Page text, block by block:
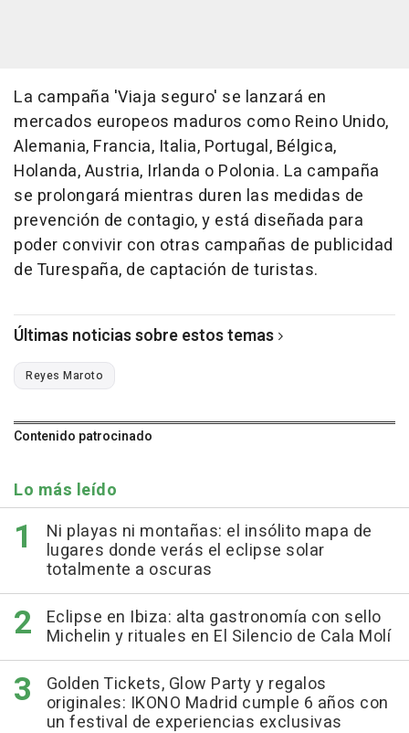
La campaña 'Viaja seguro' se lanzará en
mercados europeos maduros como Reino Unido,
Alemania, Francia, Italia, Portugal, Bélgica,
Holanda, Austria, Irlanda o Polonia. La campaña
se prolongará mientras duren las medidas de
prevención de contagio, y está diseñada para
poder convivir con otras campañas de publicidad
de Turespaña, de captación de turistas.
Últimas noticias sobre estos temas
Reyes Maroto
Contenido patrocinado
Lo más leído
Ni playas ni montañas: el insólito mapa de
lugares donde verás el eclipse solar
totalmente a oscuras
Eclipse en Ibiza: alta gastronomía con sello
Michelin y rituales en El Silencio de Cala Molí
Golden Tickets, Glow Party y regalos
originales: IKONO Madrid cumple 6 años con
un festival de experiencias exclusivas